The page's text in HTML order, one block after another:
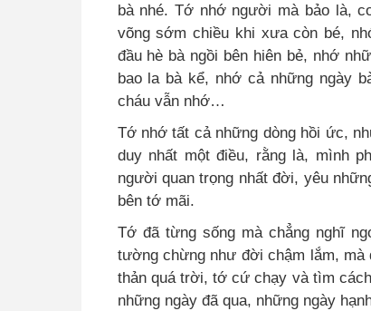
bà nhé. Tớ nhớ người mà bảo là,
võng sớm chiều khi xưa còn bé,
đầu hè bà ngồi bên hiên bẻ, nhớ
bao la bà kể, nhớ cả những ngày
cháu vẫn nhớ…
Tớ nhớ tất cả những dòng hồi ức,
duy nhất một điều, rằng là, mình
người quan trọng nhất đời, yêu
bên tớ mãi.
Tớ đã từng sống mà chẳng nghĩ
tường chừng như đời chậm lắm,
thản quá trời, tớ cứ chạy và tìm
những ngày đã qua, những ngày